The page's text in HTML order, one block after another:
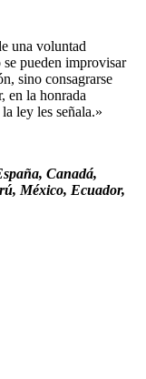
una voluntad
pueden improvisar
sino consagrarse
en la honrada
ley les señala.»
Canadá,
México, Ecuador,